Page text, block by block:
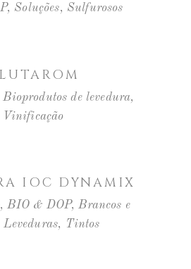
,Soluções, Sulfurosos
Bioprodutos de levedura,
Vinificação
IOC DYNAMIX
,BIO & DOP,Brancos e
Leveduras, Tintos